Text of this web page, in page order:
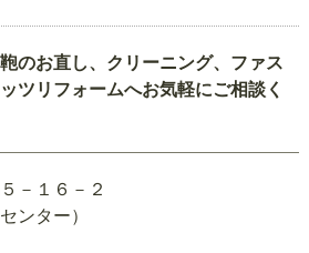
のお直し、クリーニング、ファス
ツリフォームへお気軽にご相談く
－１６－２
ンター）